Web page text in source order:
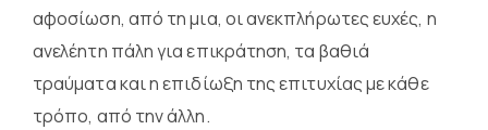
αφοσίωση, από τη μια, οι ανεκπλήρωτες ευχές, η
ανελέητη πάλη για επικράτηση, τα βαθιά
τραύματα και η επιδίωξη της επιτυχίας με κάθε
τρόπο, από την άλλη.